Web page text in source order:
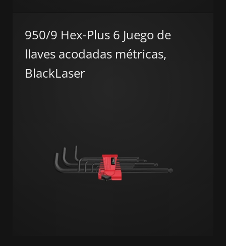
950/9 Hex-Plus 6 Juego de
llaves acodadas métricas,
BlackLaser